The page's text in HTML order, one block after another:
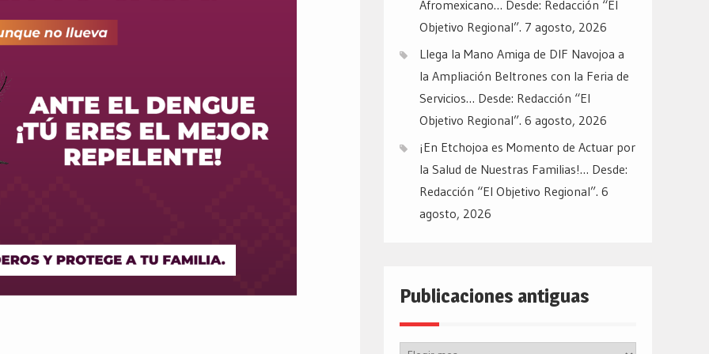
Afromexicano… Desde: Redacción “El
Objetivo Regional”. 7 agosto, 2026
Llega la Mano Amiga de DIF Navojoa a
la Ampliación Beltrones con la Feria de
Servicios… Desde: Redacción “El
Objetivo Regional”. 6 agosto, 2026
¡En Etchojoa es Momento de Actuar por
la Salud de Nuestras Familias!… Desde:
Redacción “El Objetivo Regional”. 6
agosto, 2026
Publicaciones antiguas